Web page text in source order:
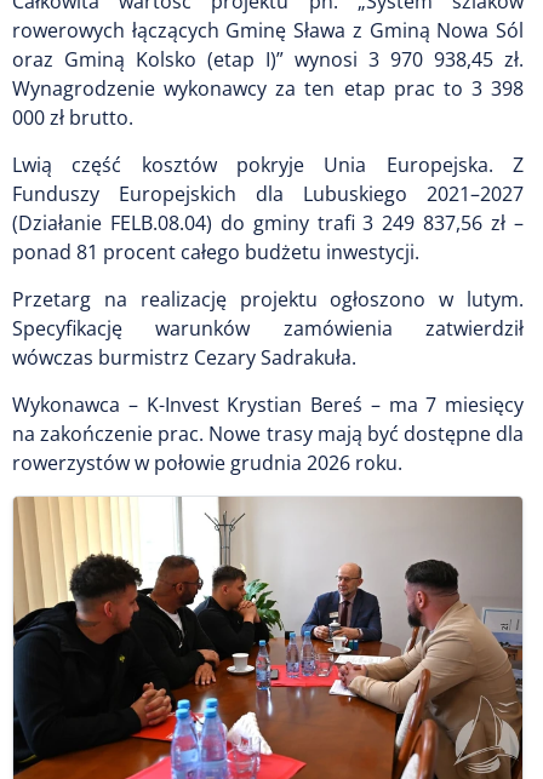
rowerowych łączących Gminę Sława z Gminą Nowa Sól
oraz Gminą Kolsko (etap I)” wynosi 3 970 938,45 zł.
Wynagrodzenie wykonawcy za ten etap prac to 3 398
000 zł brutto.
Lwią część kosztów pokryje Unia Europejska. Z
Funduszy Europejskich dla Lubuskiego 2021–2027
(Działanie FELB.08.04) do gminy trafi 3 249 837,56 zł –
ponad 81 procent całego budżetu inwestycji.
Przetarg na realizację projektu ogłoszono w lutym.
Specyfikację warunków zamówienia zatwierdził
wówczas burmistrz Cezary Sadrakuła.
Wykonawca – K-Invest Krystian Bereś – ma 7 miesięcy
na zakończenie prac. Nowe trasy mają być dostępne dla
rowerzystów w połowie grudnia 2026 roku.